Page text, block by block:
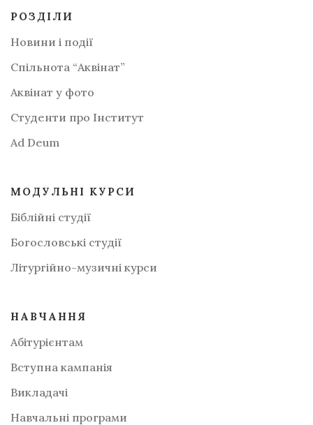
РОЗДІЛИ
Новини і події
Спільнота “Аквінат”
Аквінат у фото
Студенти про Інститут
Аd Deum
МОДУЛЬНІ КУРСИ
Біблійні студії
Богословські студії
Літургійно-музичні курси
НАВЧАННЯ
Абітурієнтам
Вступна кампанія
Викладачі
Навчальні програми